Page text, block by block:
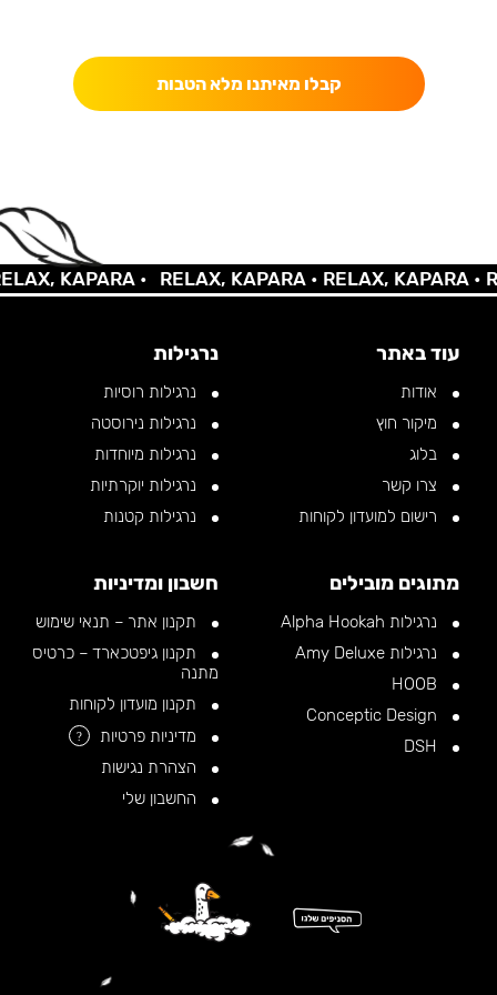
קבלו מאיתנו מלא הטבות
KAPARA • RELAX, KAPARA •RELAX, KAPARA •
עוד באתר
אודות
מיקור חוץ
בלוג
צרו קשר
רישום למועדון לקוחות
נרגילות
נרגילות רוסיות
נרגילות נירוסטה
נרגילות מיוחדות
נרגילות יוקרתיות
נרגילות קטנות
מתוגים מובילים
נרגילות Alpha Hookah
נרגילות Amy Deluxe
חשבון ומדיניות
תקנון אתר – תנאי שימוש
תקנון גיפטכארד – כרטיס
מתנה
תקנון מועדון לקוחות
מדיניות פרטיות
?
הצהרת נגישות
החשבון שלי